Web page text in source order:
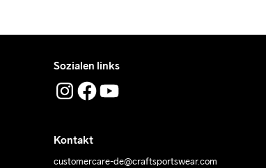
Sozialen links
Kontakt
customercare-de@craftsportswear.com